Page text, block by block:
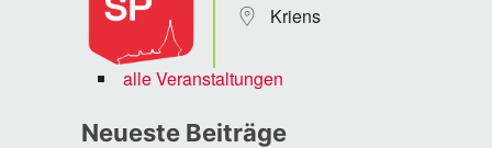
Kriens
alle Veranstaltungen
Neueste Beiträge